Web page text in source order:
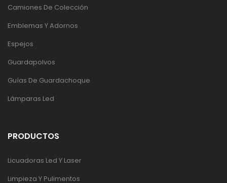
Camiones De Colección
Emblemas Y Adornos
Espejos
Guardapolvos
Guías De Guardachoque
Lámparas Led
PRODUCTOS
Licuadoras Led Y Laser
Limpieza Y Pulimentos